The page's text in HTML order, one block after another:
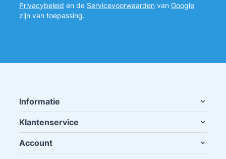
Privacybeleid en de Servicevoorwaarden van Google
zijn van toepassing.
Informatie
Klantenservice
Account